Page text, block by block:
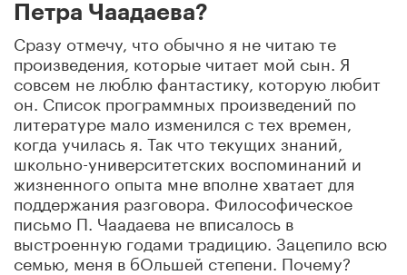
Петра Чаадаева?
Сразу отмечу, что обычно я не читаю те
произведения, которые читает мой сын. Я
совсем не люблю фантастику, которую любит
он. Список программных произведений по
литературе мало изменился с тех времен,
когда училась я. Так что текущих знаний,
школьно-университетских воспоминаний и
жизненного опыта мне вполне хватает для
поддержания разговора. Философическое
письмо П. Чаадаева не вписалось в
выстроенную годами традицию. Зацепило всю
семью, меня в бОльшей степени. Почему?